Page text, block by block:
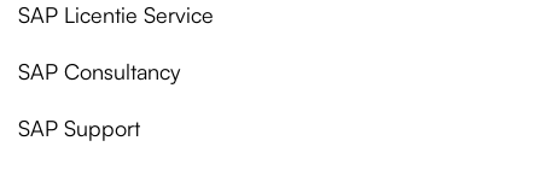
SAP Licentie Service
SAP Consultancy
SAP Support